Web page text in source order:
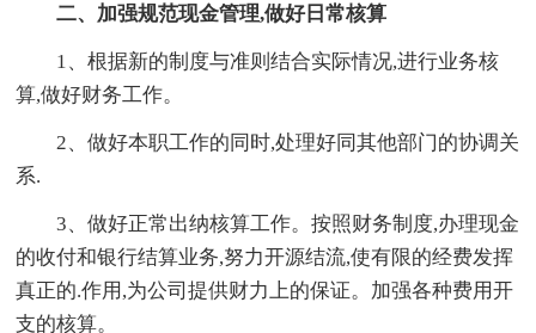
二、加强规范现金管理,做好日常核算
1、根据新的制度与准则结合实际情况,进行业务核
算,做好财务工作。
2、做好本职工作的同时,处理好同其他部门的协调关
系.
3、做好正常出纳核算工作。按照财务制度,办理现金
的收付和银行结算业务,努力开源结流,使有限的经费发挥
真正的.作用,为公司提供财力上的保证。加强各种费用开
支的核算。